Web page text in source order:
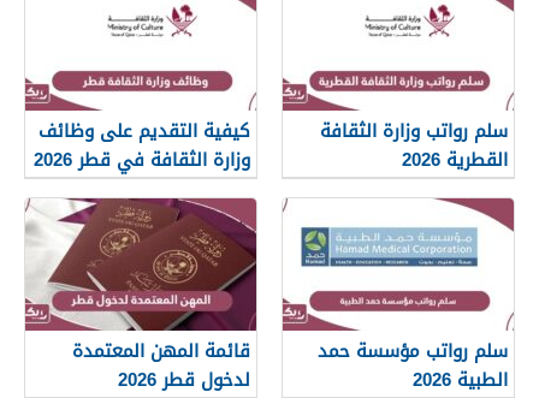
سلم رواتب وزارة الثقافة
القطرية 2026
كيفية التقديم على وظائف
وزارة الثقافة في قطر 2026
سلم رواتب مؤسسة حمد
الطبية 2026
قائمة المهن المعتمدة
لدخول قطر 2026